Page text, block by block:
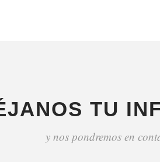
TU
y nos pondremos en